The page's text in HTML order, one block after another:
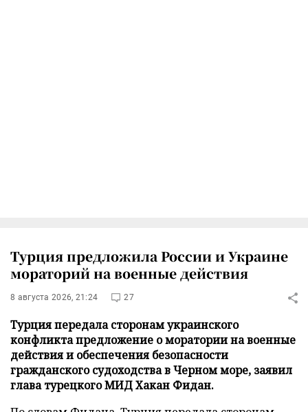
Турция предложила России и Украине
мораторий на военные действия
8 августа 2026, 21:24 27
Турция передала сторонам украинского
конфликта предложение о моратории на военные
действия и обеспечения безопасности
гражданского судоходства в Черном море, заявил
глава турецкого МИД Хакан Фидан.